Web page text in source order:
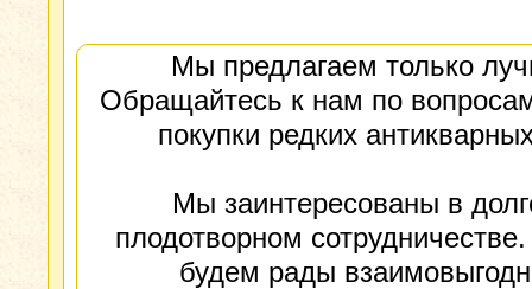
Мы предлагаем только
Обращайтесь к нам по
покупки редких
Мы заинтересованы в
плодотворном
будем рады